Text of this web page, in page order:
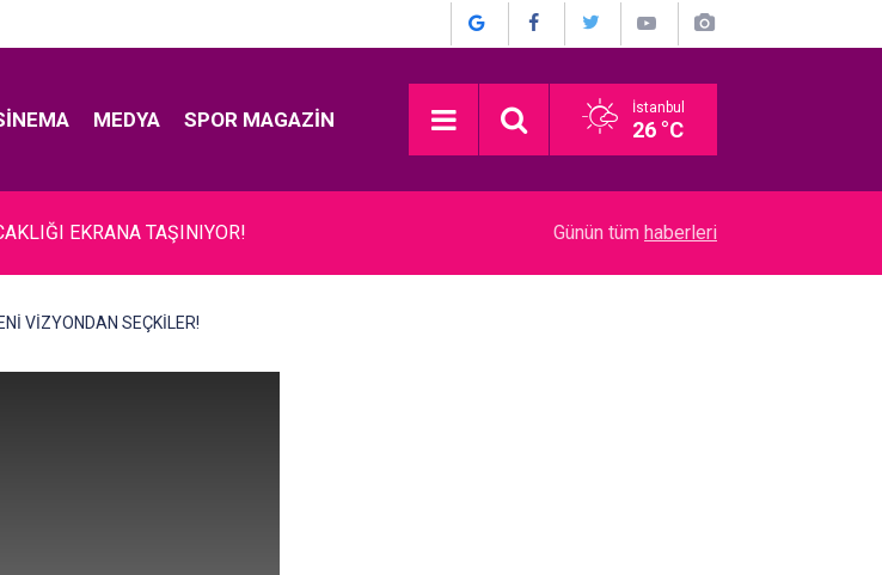
MEDYA SPOR MAGAZIN İstanbul
26 °C
YÜREK DAĞLADI!
AŞK YAŞADI İDDİASI!
Günün tüm haberleri
VİZYONDAN SEÇKİLER!